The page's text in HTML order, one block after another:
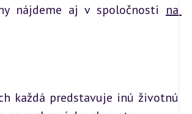
nájdeme aj v spoločnosti na
každá predstavuje inú životnú